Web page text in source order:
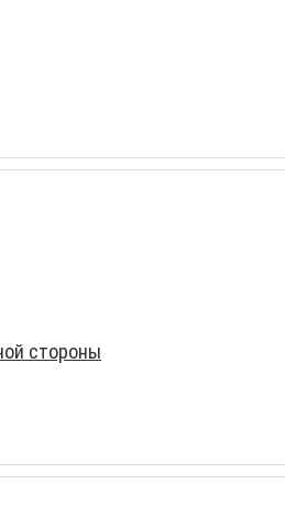
стороны